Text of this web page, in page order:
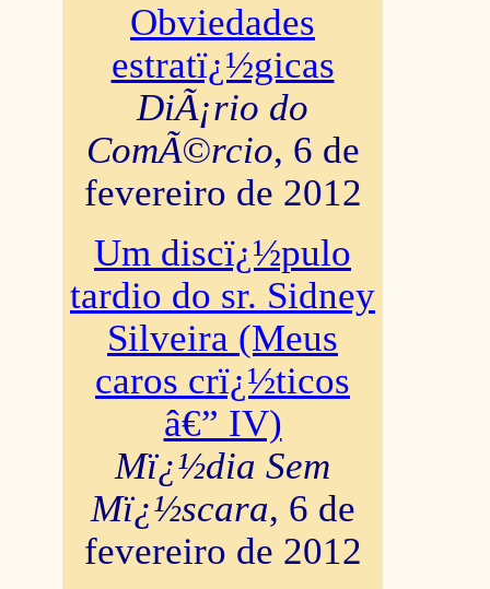
Obviedades
estratï¿½gicas
DiÃ¡rio do
ComÃ©rcio, 6 de
fevereiro de 2012
Um discï¿½pulo
tardio do sr. Sidney
Silveira (Meus
caros crï¿½ticos
â€” IV)
Mï¿½dia Sem
Mï¿½scara, 6 de
fevereiro de 2012